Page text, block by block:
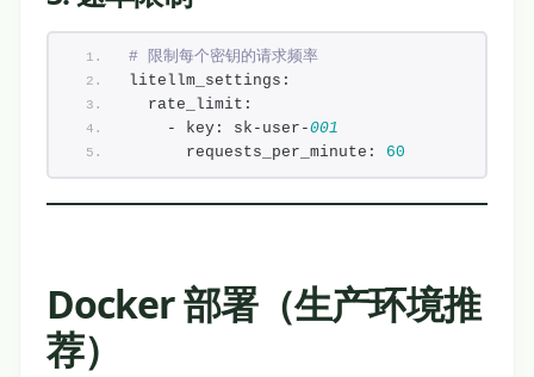
# 限制每个密钥的请求频率
litellm_settings:
  rate_limit:
    - key: sk-user-
001
      requests_per_minute:
60
Docker 部署（生产环境推
荐）